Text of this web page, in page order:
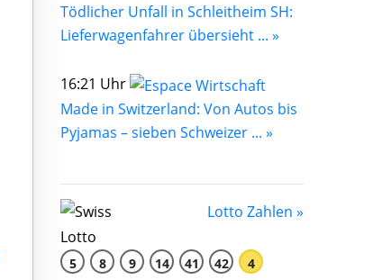
Tödlicher Unfall in Schleitheim SH:
Lieferwagenfahrer übersieht ... »
16:21 Uhr
Made in Switzerland: Von Autos bis
Pyjamas – sieben Schweizer ... »
Lotto Zahlen »
5 8 9 14 41 42 4